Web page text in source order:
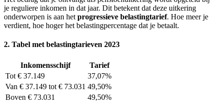
je reguliere inkomen in dat jaar. Dit betekent dat deze uitkering
onderworpen is aan het progressieve belastingtarief. Hoe meer je
verdient, hoe hoger het belastingpercentage dat je betaalt.
2. Tabel met belastingtarieven 2023
Inkomensschijf
Tarief
Tot € 37.149
37,07%
Van € 37.149 tot € 73.031 49,50%
Boven € 73.031
49,50%